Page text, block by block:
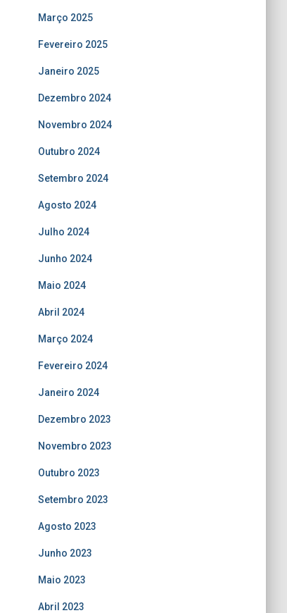
Março 2025
Fevereiro 2025
Janeiro 2025
Dezembro 2024
Novembro 2024
Outubro 2024
Setembro 2024
Agosto 2024
Julho 2024
Junho 2024
Maio 2024
Abril 2024
Março 2024
Fevereiro 2024
Janeiro 2024
Dezembro 2023
Novembro 2023
Outubro 2023
Setembro 2023
Agosto 2023
Junho 2023
Maio 2023
Abril 2023